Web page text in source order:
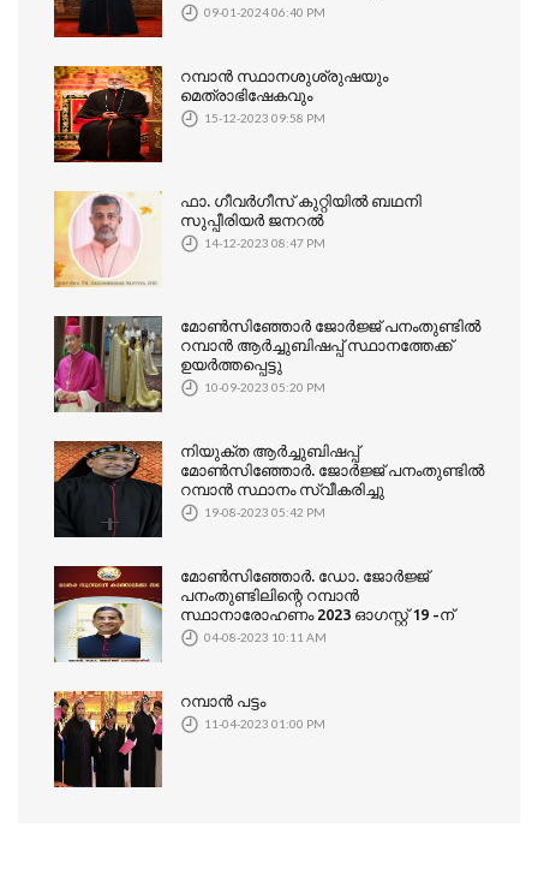
09-01-2024 06:40 PM
റമ്പാൻ സ്ഥാനശുശ്രുഷയും
മെത്രാഭിഷേകവും
15-12-2023 09:58 PM
ഫാ. ഗീവർഗീസ് കുറ്റിയിൽ ബഥനി
സുപ്പീരിയർ ജനറൽ
14-12-2023 08:47 PM
മോൺസിഞ്ഞോർ ജോര്‍ജ്ജ് പനംതുണ്ടിൽ
റമ്പാൻ ആര്‍ച്ചുബിഷപ്പ് സ്ഥാനത്തേക്ക്
ഉയർത്തപ്പെട്ടു
10-09-2023 05:20 PM
നിയുക്ത ആര്‍ച്ചുബിഷപ്പ്
മോൺസിഞ്ഞോർ. ജോര്‍ജ്ജ് പനംതുണ്ടിൽ
റമ്പാൻ സ്ഥാനം സ്വീകരിച്ചു
19-08-2023 05:42 PM
മോൺസിഞ്ഞോർ. ഡോ. ജോർജ്ജ്
പനംതുണ്ടിലിന്റെ റമ്പാൻ
സ്ഥാനാരോഹണം 2023 ഓഗസ്റ്റ് 19 -ന്
04-08-2023 10:11 AM
റമ്പാൻ പട്ടം
11-04-2023 01:00 PM